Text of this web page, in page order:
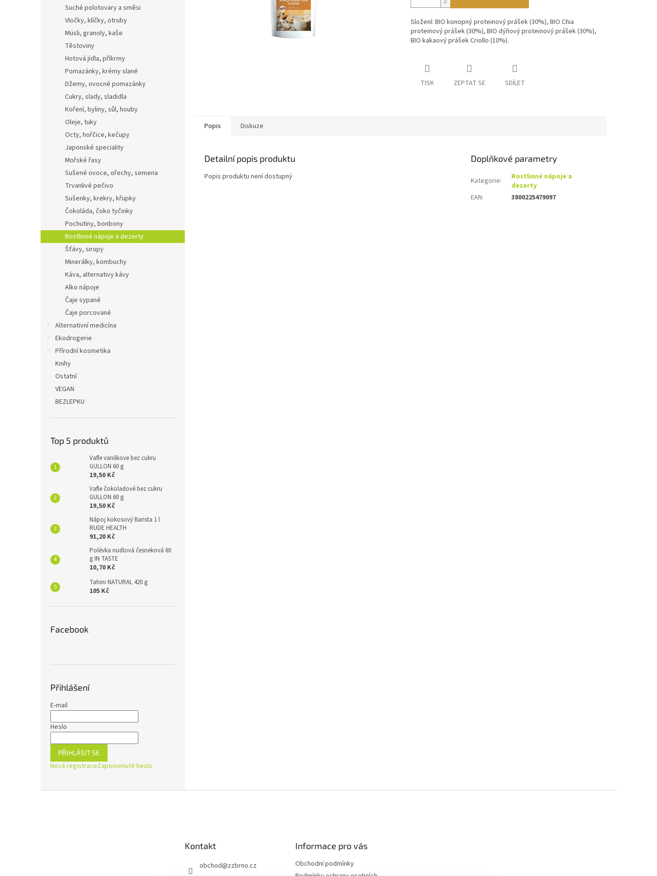
Suché polotovary a směsi
Vločky, klíčky, otruby
Müsli, granoly, kaše
Těstoviny
Hotová jídla, příkrmy
Pomazánky, krémy slané
Džemy, ovocné pomazánky
Cukry, slady, sladidla
Koření, byliny, sůl, houby
Oleje, tuky
Octy, hořčice, kečupy
Japonské speciality
Mořské řasy
Sušené ovoce, ořechy, semena
Trvanlivé pečivo
Sušenky, krekry, křupky
Čokoláda, čoko tyčinky
Pochutiny, bonbony
Rostlinné nápoje a dezerty
Šťávy, sirupy
Minerálky, kombuchy
Káva, alternativy kávy
Alko nápoje
Čaje sypané
Čaje porcované
Alternativní medicína
Ekodrogerie
Přírodní kosmetika
Knihy
Ostatní
VEGAN
BEZLEPKU
Top 5 produktů
Vafle vanilkove bez cukru
GULLON 60 g
19,50 Kč
Vafle čokoladové bez cukru
GULLON 60 g
19,50 Kč
Nápoj kokosový Barista 1 l
RUDE HEALTH
91,20 Kč
Polévka nudlová česneková 60
g IN TASTE
10,70 Kč
Tahini NATURAL 420 g
105 Kč
Facebook
Přihlášení
E-mail
Heslo
PŘIHLÁSIT SE
Nová registraceZapomenuté heslo
Složení: BIO konopný proteinový prášek (30%), BIO Chia
proteinový prášek (30%), BIO dýňový proteinový prášek (30%),
BIO kakaový prášek Criollo (10%).
TISK ZEPTAT SE SDÍLET
Popis Diskuze
Detailní popis produktu
Popis produktu není dostupný
Doplňkové parametry
Kategorie:
Rostlinné nápoje a
dezerty
EAN: 3800225479097
Kontakt
obchod@zzbrno.cz
Informace pro vás
Obchodní podmínky